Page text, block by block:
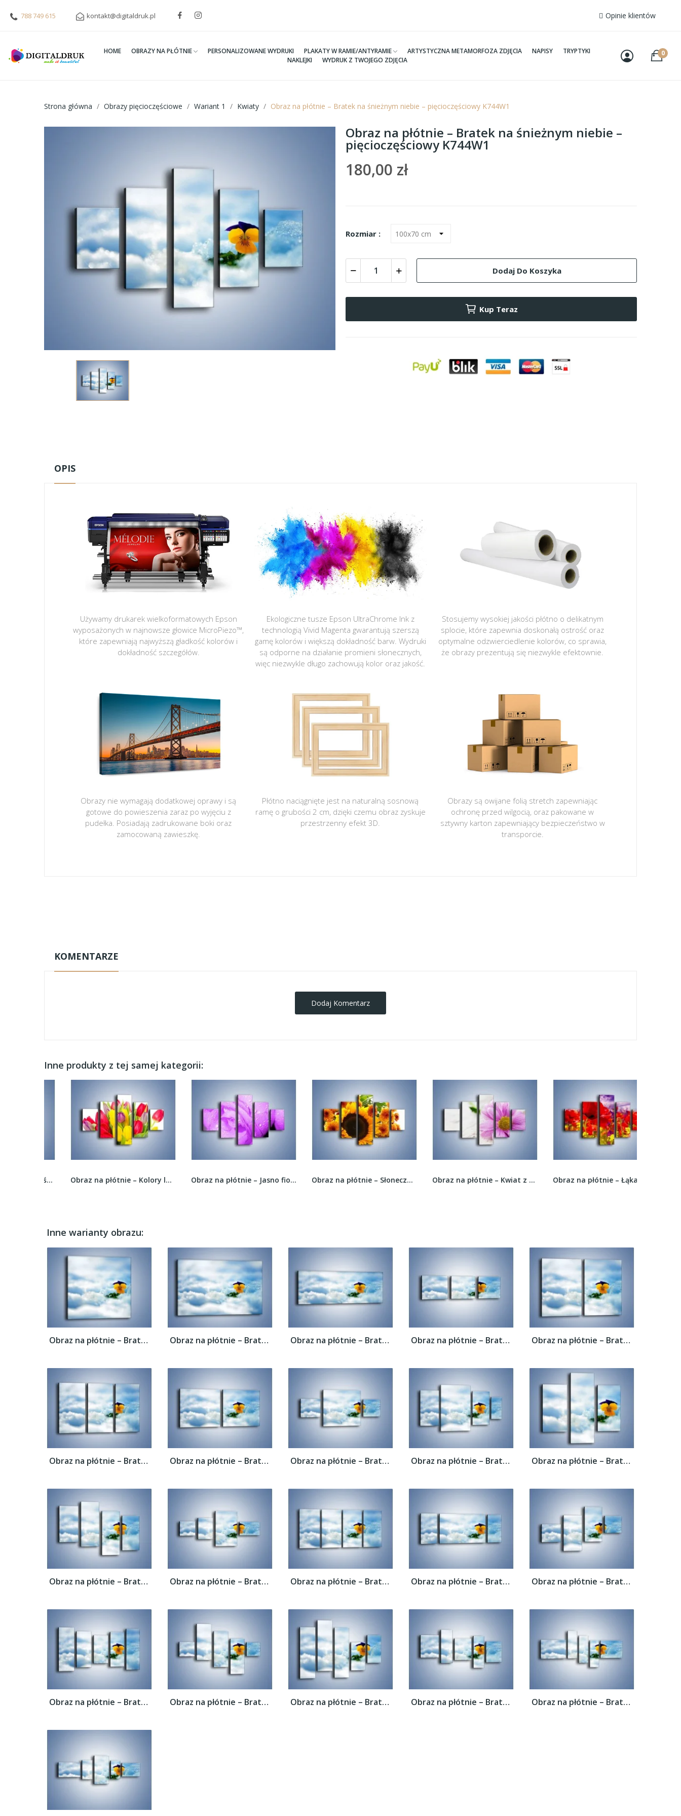
788 749 615 kontakt@digitaldruk.pl Opinie klientów
HOME OBRAZY NA PŁÓTNIE PERSONALIZOWANE WYDRUKI PLAKATY W RAMIE/ANTYRAMIE ARTYSTYCZNA METAMORFOZA ZDJĘCIA NAPISY
TRYPTYKI
NAKLEJKI
WYDRUK Z TWOJEGO ZDJĘCIA
0
Strona główna Obrazy pięcioczęściowe Wariant 1 Kwiaty Obraz na płótnie – Bratek na śnieżnym niebie – pięcioczęściowy K744W1
Obraz na płótnie – Bratek na śnieżnym niebie –
pięcioczęściowy K744W1
180,00 zł
Rozmiar :
Dodaj Do Koszyka
Kup Teraz
OPIS
Używamy drukarek wielkoformatowych Epson
wyposażonych w najnowsze głowice MicroPiezo™,
które zapewniają najwyższą gładkość kolorów i
dokładność szczegółów.
Ekologiczne tusze Epson UltraChrome Ink z
technologią Vivid Magenta gwarantują szerszą
gamę kolorów i większą dokładność barw. Wydruki
są odporne na działanie promieni słonecznych,
więc niezwykle długo zachowują kolor oraz jakość.
Stosujemy wysokiej jakości płótno o delikatnym
splocie, które zapewnia doskonałą ostrość oraz
optymalne odzwierciedlenie kolorów, co sprawia,
że obrazy prezentują się niezwykle efektownie.
Obrazy nie wymagają dodatkowej oprawy i są
gotowe do powieszenia zaraz po wyjęciu z
pudełka. Posiadają zadrukowane boki oraz
zamocowaną zawieszkę.
Płótno naciągnięte jest na naturalną sosnową
ramę o grubości 2 cm, dzięki czemu obraz zyskuje
przestrzenny efekt 3D.
Obrazy są owijane folią stretch zapewniając
ochronę przed wilgocią, oraz pakowane w
sztywny karton zapewniający bezpieczeństwo w
transporcie.
KOMENTARZE
Dodaj Komentarz
Inne produkty z tej samej kategorii:
Obraz na płótnie – Kolory lata w wiązance –... Obraz na płótnie – Jasno fioletowe skropione... Obraz na płótnie – Słoneczniki nie tylko do... Obraz na płótnie – Kwiat z żółtym oczkiem –... Obraz na płótnie – Łąka z różnymi kwiatkami –...
Inne warianty obrazu:
Obraz na płótnie – Bratek na śnieżnym... Obraz na płótnie – Bratek na śnieżnym... Obraz na płótnie – Bratek na śnieżnym... Obraz na płótnie – Bratek na śnieżnym... Obraz na płótnie – Bratek na śnieżnym...
Obraz na płótnie – Bratek na śnieżnym... Obraz na płótnie – Bratek na śnieżnym... Obraz na płótnie – Bratek na śnieżnym... Obraz na płótnie – Bratek na śnieżnym... Obraz na płótnie – Bratek na śnieżnym...
Obraz na płótnie – Bratek na śnieżnym... Obraz na płótnie – Bratek na śnieżnym... Obraz na płótnie – Bratek na śnieżnym... Obraz na płótnie – Bratek na śnieżnym... Obraz na płótnie – Bratek na śnieżnym...
Obraz na płótnie – Bratek na śnieżnym... Obraz na płótnie – Bratek na śnieżnym... Obraz na płótnie – Bratek na śnieżnym... Obraz na płótnie – Bratek na śnieżnym... Obraz na płótnie – Bratek na śnieżnym...